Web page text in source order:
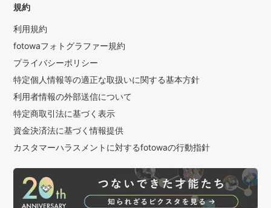
規約
利用規約
fotowaフォトグラファー規約
プライバシーポリシー
特定個人情報等の適正な取扱いに関する基本方針
利用者情報の外部送信について
特定商取引法に基づく表示
資金決済法に基づく情報提供
カスタマーハラスメントに対するfotowaの行動指針